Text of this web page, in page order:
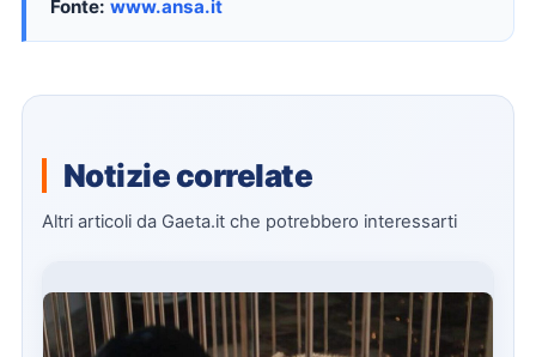
Fonte: www.ansa.it
Notizie correlate
Altri articoli da Gaeta.it che potrebbero interessarti